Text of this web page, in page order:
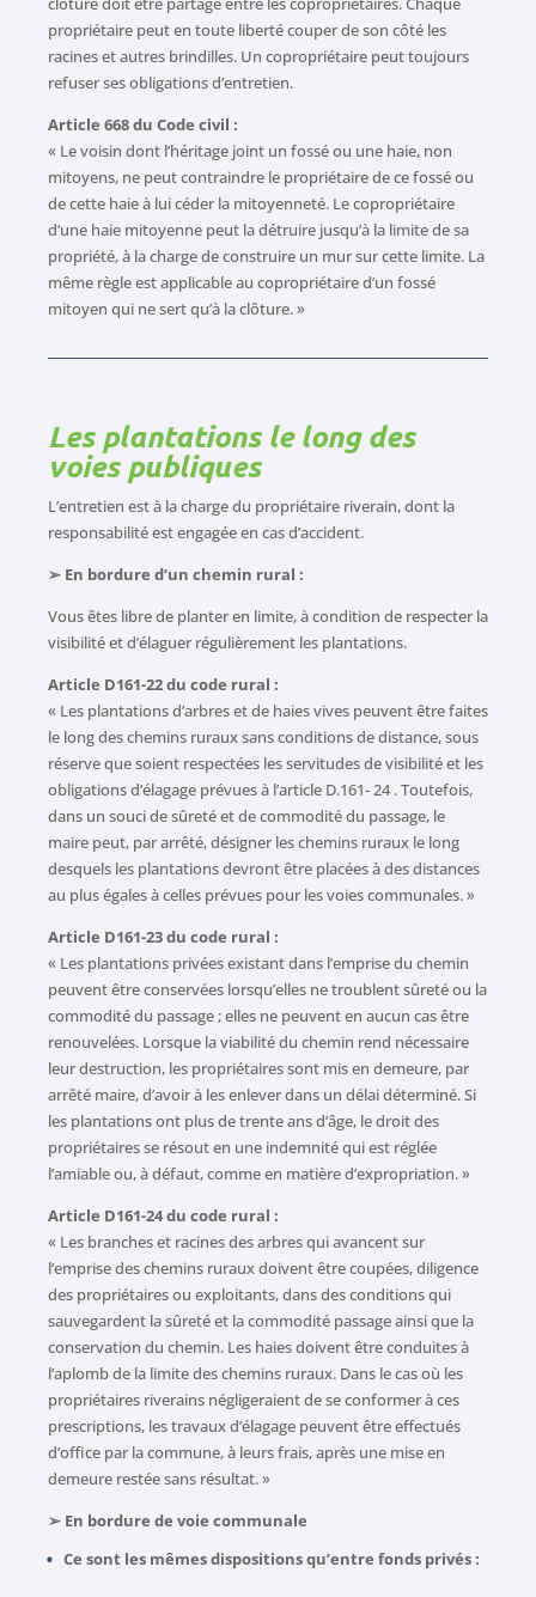
propriétaire peut en toute liberté couper de son côté les
racines et autres brindilles. Un copropriétaire peut toujours
refuser ses obligations d’entretien.
Article 668 du Code civil :
« Le voisin dont l’héritage joint un fossé ou une haie, non
mitoyens, ne peut contraindre le propriétaire de ce fossé ou
de cette haie à lui céder la mitoyenneté. Le copropriétaire
d’une haie mitoyenne peut la détruire jusqu’à la limite de sa
propriété, à la charge de construire un mur sur cette limite. La
même règle est applicable au copropriétaire d’un fossé
mitoyen qui ne sert qu’à la clôture. »
Les plantations le long des
voies publiques
L’entretien est à la charge du propriétaire riverain, dont la
responsabilité est engagée en cas d’accident.
➢ En bordure d’un chemin rural :
Vous êtes libre de planter en limite, à condition de respecter la
visibilité et d’élaguer régulièrement les plantations.
Article D161-22 du code rural :
« Les plantations d’arbres et de haies vives peuvent être faites
le long des chemins ruraux sans conditions de distance, sous
réserve que soient respectées les servitudes de visibilité et les
obligations d’élagage prévues à l’article D.161- 24 . Toutefois,
dans un souci de sûreté et de commodité du passage, le
maire peut, par arrêté, désigner les chemins ruraux le long
desquels les plantations devront être placées à des distances
au plus égales à celles prévues pour les voies communales. »
Article D161-23 du code rural :
« Les plantations privées existant dans l’emprise du chemin
peuvent être conservées lorsqu’elles ne troublent sûreté ou la
commodité du passage ; elles ne peuvent en aucun cas être
renouvelées. Lorsque la viabilité du chemin rend nécessaire
leur destruction, les propriétaires sont mis en demeure, par
arrêté maire, d’avoir à les enlever dans un délai déterminé. Si
les plantations ont plus de trente ans d’âge, le droit des
propriétaires se résout en une indemnité qui est réglée
l’amiable ou, à défaut, comme en matière d’expropriation. »
Article D161-24 du code rural :
« Les branches et racines des arbres qui avancent sur
l’emprise des chemins ruraux doivent être coupées, diligence
des propriétaires ou exploitants, dans des conditions qui
sauvegardent la sûreté et la commodité passage ainsi que la
conservation du chemin. Les haies doivent être conduites à
l’aplomb de la limite des chemins ruraux. Dans le cas où les
propriétaires riverains négligeraient de se conformer à ces
prescriptions, les travaux d’élagage peuvent être effectués
d’office par la commune, à leurs frais, après une mise en
demeure restée sans résultat. »
➢ En bordure de voie communale
Ce sont les mêmes dispositions qu’entre fonds privés :